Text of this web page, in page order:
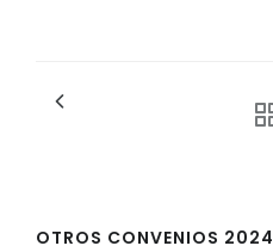
OTROS CONVENIOS 2024